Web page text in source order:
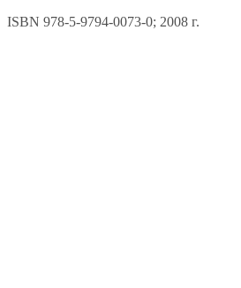
ISBN 978-5-9794-0073-0; 2008 г.